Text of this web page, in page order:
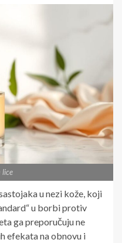
lice
u nezi kože, koji
u borbi protiv
ga preporučuju ne
efekata na obnovu i